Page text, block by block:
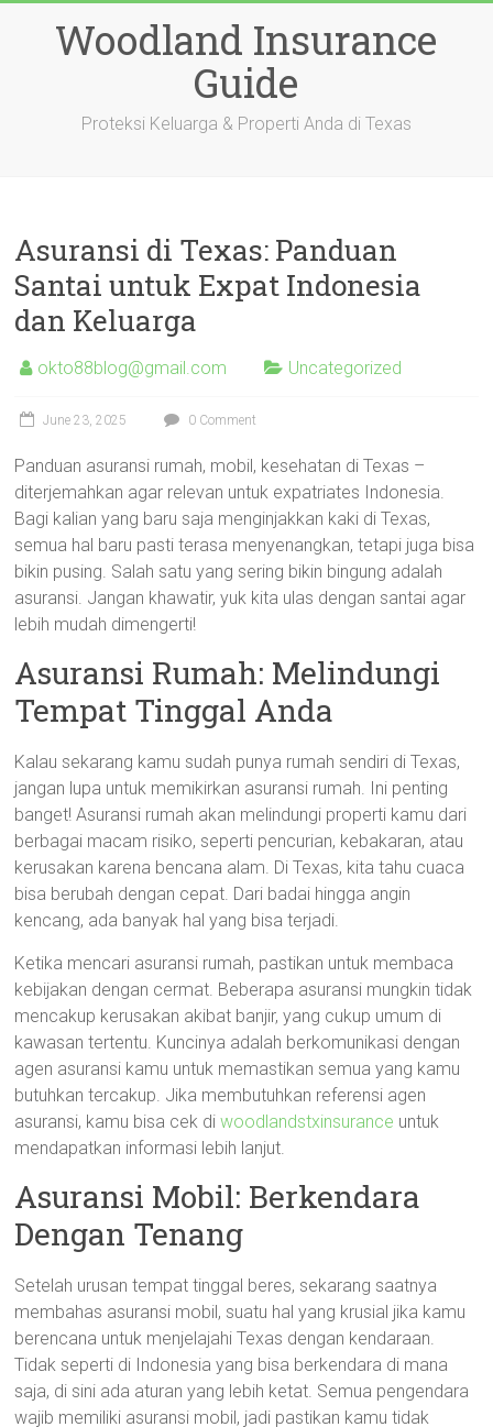
Woodland Insurance
Guide
Proteksi Keluarga & Properti Anda di Texas
Asuransi di Texas: Panduan
Santai untuk Expat Indonesia
dan Keluarga
okto88blog@gmail.com Uncategorized
June 23, 2025 0 Comment
Panduan asuransi rumah, mobil, kesehatan di Texas –
diterjemahkan agar relevan untuk expatriates Indonesia.
Bagi kalian yang baru saja menginjakkan kaki di Texas,
semua hal baru pasti terasa menyenangkan, tetapi juga bisa
bikin pusing. Salah satu yang sering bikin bingung adalah
asuransi. Jangan khawatir, yuk kita ulas dengan santai agar
lebih mudah dimengerti!
Asuransi Rumah: Melindungi
Tempat Tinggal Anda
Kalau sekarang kamu sudah punya rumah sendiri di Texas,
jangan lupa untuk memikirkan asuransi rumah. Ini penting
banget! Asuransi rumah akan melindungi properti kamu dari
berbagai macam risiko, seperti pencurian, kebakaran, atau
kerusakan karena bencana alam. Di Texas, kita tahu cuaca
bisa berubah dengan cepat. Dari badai hingga angin
kencang, ada banyak hal yang bisa terjadi.
Ketika mencari asuransi rumah, pastikan untuk membaca
kebijakan dengan cermat. Beberapa asuransi mungkin tidak
mencakup kerusakan akibat banjir, yang cukup umum di
kawasan tertentu. Kuncinya adalah berkomunikasi dengan
agen asuransi kamu untuk memastikan semua yang kamu
butuhkan tercakup. Jika membutuhkan referensi agen
asuransi, kamu bisa cek diwoodlandstxinsurance untuk
mendapatkan informasi lebih lanjut.
Asuransi Mobil: Berkendara
Dengan Tenang
Setelah urusan tempat tinggal beres, sekarang saatnya
membahas asuransi mobil, suatu hal yang krusial jika kamu
berencana untuk menjelajahi Texas dengan kendaraan.
Tidak seperti di Indonesia yang bisa berkendara di mana
saja, di sini ada aturan yang lebih ketat. Semua pengendara
wajib memiliki asuransi mobil, jadi pastikan kamu tidak